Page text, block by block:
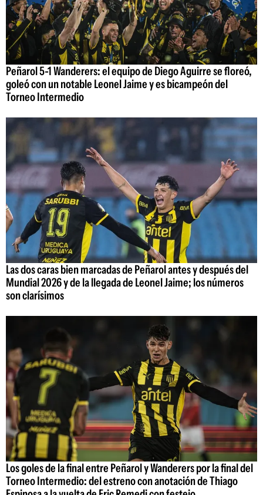
Peñarol 5-1 Wanderers: el equipo de Diego Aguirre se floreó,
goleó con un notable Leonel Jaime y es bicampeón del
Torneo Intermedio
Las dos caras bien marcadas de Peñarol antes y después del
Mundial 2026 y de la llegada de Leonel Jaime; los números
son clarísimos
Los goles de la final entre Peñarol y Wanderers por la final del
Torneo Intermedio: del estreno con anotación de Thiago